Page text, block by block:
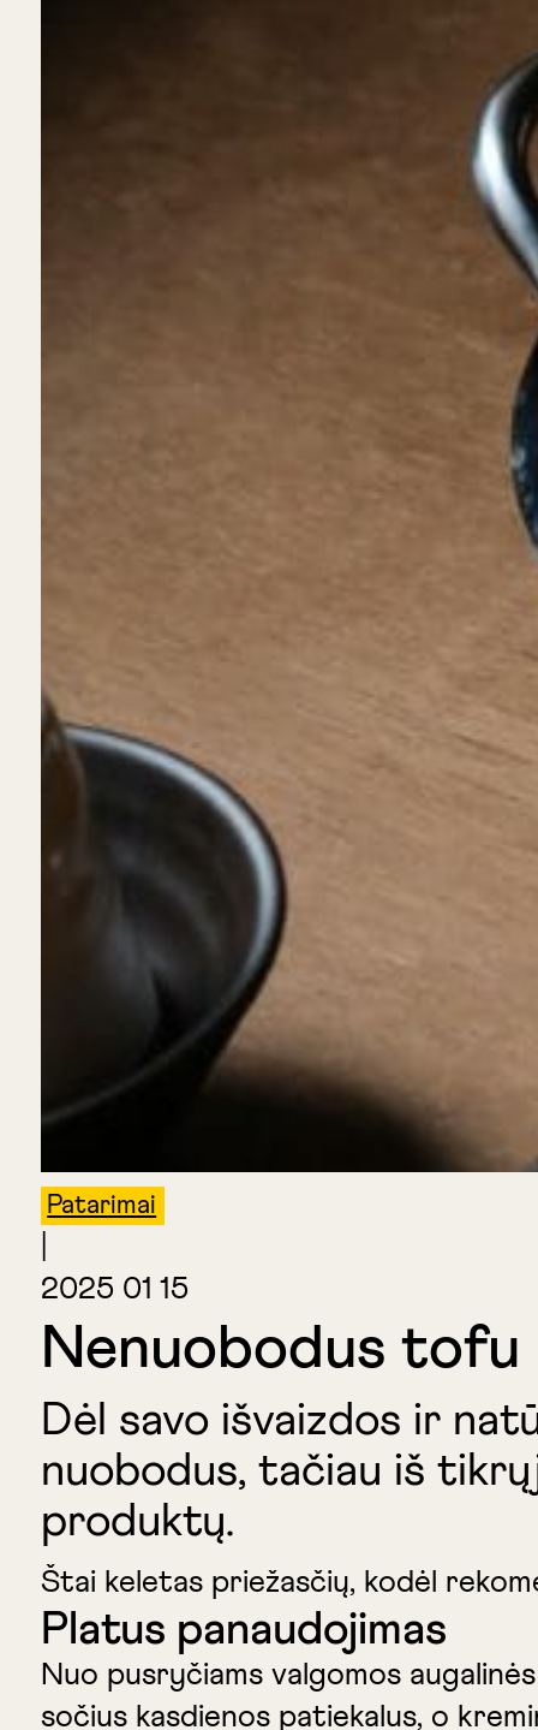
Patarimai
2025 01 15
Nenuobodus tofu
Dėl savo išvaizdos ir
nuobodus, tačiau iš
produktų.
Štai keletas priežasčių, kodėl
Platus panaudojimas
Nuo pusryčiams valgomos
sočius kasdienos patiekalus, o